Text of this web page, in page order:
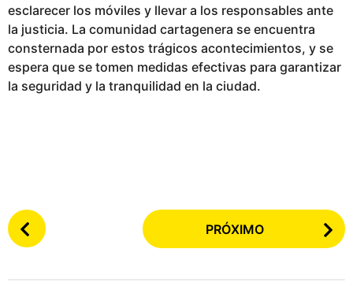
esclarecer los móviles y llevar a los responsables ante
la justicia. La comunidad cartagenera se encuentra
consternada por estos trágicos acontecimientos, y se
espera que se tomen medidas efectivas para garantizar
la seguridad y la tranquilidad en la ciudad.
P
o
PRÓXIMO